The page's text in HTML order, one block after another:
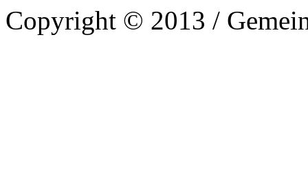
Copyright © 2013 /